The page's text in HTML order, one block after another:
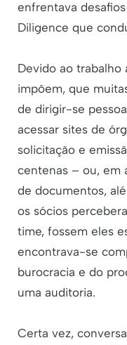
enfrentava
Diligence que
Devido ao trabalho
impõem, que
de dirigir-se
acessar sites de
solicitação e
centenas – ou, em
de documentos,
os sócios
time, fossem eles
encontrava-se
burocracia e do
uma auditoria.
Certa vez,